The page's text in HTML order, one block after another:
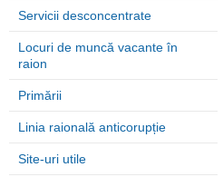
Servicii desconcentrate
Locuri de muncă vacante în
raion
Primării
Linia raională anticorupție
Site-uri utile